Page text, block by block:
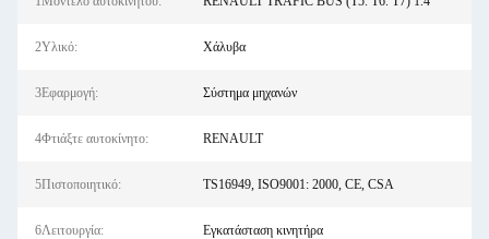
2Υλικό: Χάλυβα
3Εφαρμογή: Σύστημα μηχανών
4Φτιάξτε αυτοκίνητο: RENAULT
5Πιστοποιητικό: TS16949, ISO9001: 2000, CE, CSA
6Λειτουργία: Εγκατάσταση κινητήρα